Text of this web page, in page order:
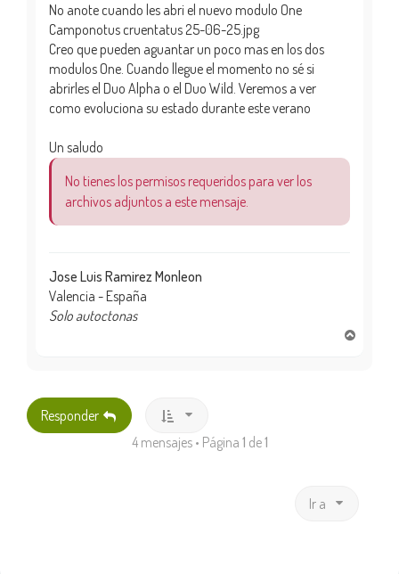
No anote cuando les abri el nuevo modulo One
Camponotus cruentatus 25-06-25.jpg
Creo que pueden aguantar un poco mas en los dos
modulos One. Cuando llegue el momento no sé si
abrirles el Duo Alpha o el Duo Wild. Veremos a ver
como evoluciona su estado durante este verano
Un saludo
No tienes los permisos requeridos para ver los
archivos adjuntos a este mensaje.
Jose Luis Ramirez Monleon
Valencia - España
Solo autoctonas
Responder
4 mensajes • Página 1 de1
Ir a